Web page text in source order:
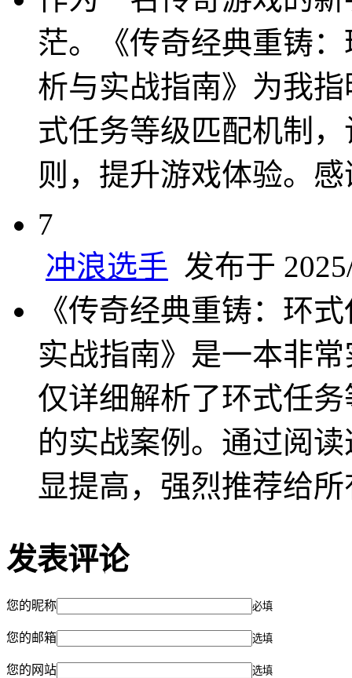
茫。《传奇经典重铸
析与实战指南》为我
式任务等级匹配机制
则，提升游戏体验。
7
冲浪选手 发布于
《传奇经典重铸：环
实战指南》是一本非
仅详细解析了环式任
的实战案例。通过阅
显提高，强烈推荐给
发表评论
您的昵称 必填
您的邮箱 选填
您的网站 选填